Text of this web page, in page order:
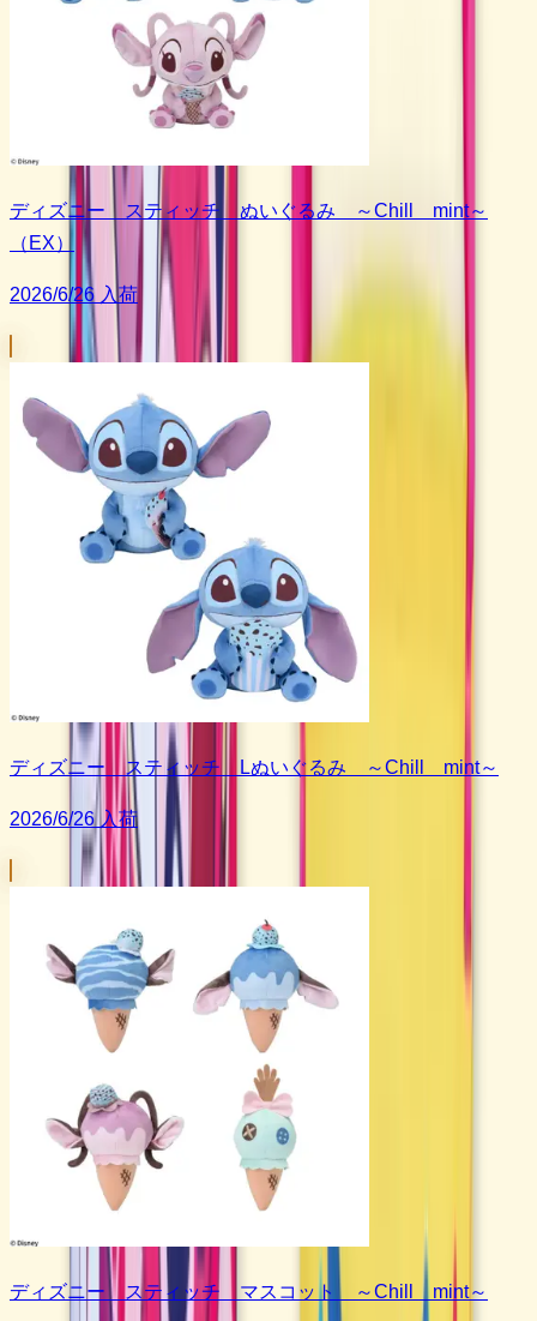
ディズニー スティッチ ぬいぐるみ ～Chill mint～
（EX）
2026/6/26 入荷
ディズニー スティッチ Lぬいぐるみ ～Chill mint～
2026/6/26 入荷
ディズニー スティッチ マスコット ～Chill mint～